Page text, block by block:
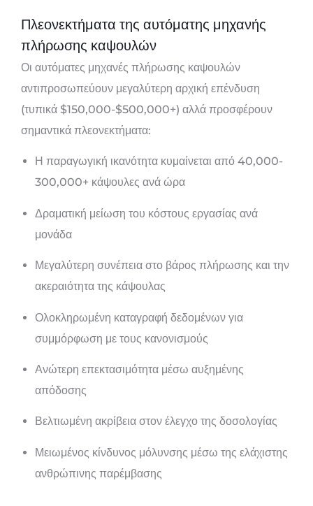
Πλεονεκτήματα της αυτόματης μηχανής
πλήρωσης καψουλών
Οι αυτόματες μηχανές πλήρωσης καψουλών
αντιπροσωπεύουν μεγαλύτερη αρχική επένδυση
(τυπικά $150,000-$500,000+) αλλά προσφέρουν
σημαντικά πλεονεκτήματα:
Η παραγωγική ικανότητα κυμαίνεται από 40,000-
300,000+ κάψουλες ανά ώρα
Δραματική μείωση του κόστους εργασίας ανά
μονάδα
Μεγαλύτερη συνέπεια στο βάρος πλήρωσης και την
ακεραιότητα της κάψουλας
Ολοκληρωμένη καταγραφή δεδομένων για
συμμόρφωση με τους κανονισμούς
Ανώτερη επεκτασιμότητα μέσω αυξημένης
απόδοσης
Βελτιωμένη ακρίβεια στον έλεγχο της δοσολογίας
Μειωμένος κίνδυνος μόλυνσης μέσω της ελάχιστης
ανθρώπινης παρέμβασης